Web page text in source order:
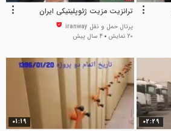
ترانزیت مزیت ژئوپلیتیکی ایران
پرتال حمل و نقل iranway
20 نمایش
4 سال پیش
02:29
01:19